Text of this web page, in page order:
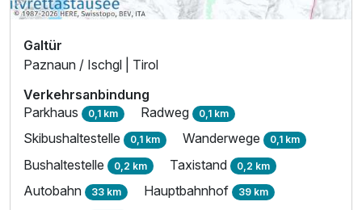
Galtür
Paznaun / Ischgl | Tirol
Verkehrsanbindung
Parkhaus 0,1 km Radweg 0,1 km
Skibushaltestelle 0,1 km Wanderwege 0,1 km
Bushaltestelle 0,2 km Taxistand 0,2 km
Autobahn 33 km Hauptbahnhof 39 km